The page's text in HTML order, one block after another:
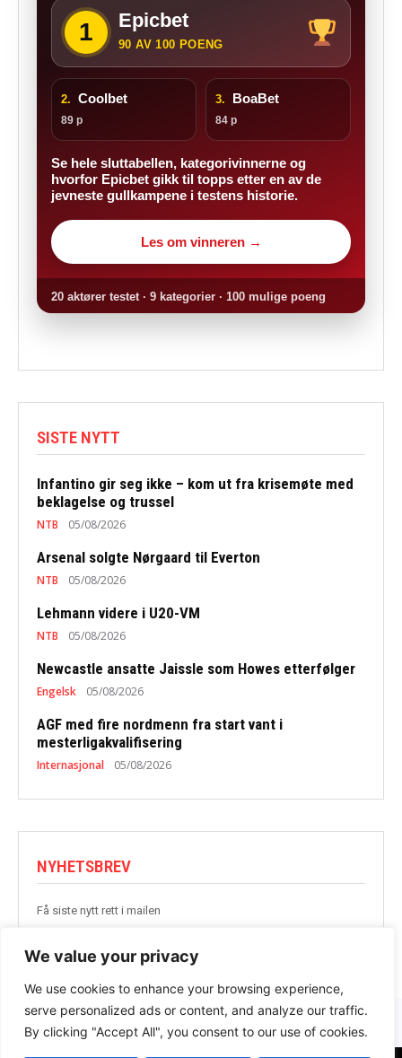
We value your privacy
We use cookies to enhance your browsing experience,
serve personalized ads or content, and analyze our traffic.
By clicking "Accept All", you consent to our use of cookies.
1 Epicbet
90 AV 100 POENG
2. Coolbet
89 p
3. BoaBet
84 p
Se hele sluttabellen, kategorivinnerne og
hvorfor Epicbet gikk til topps etter en av de
jevneste gullkampene i testens historie.
Les om vinneren →
20 aktører testet · 9 kategorier · 100 mulige poeng
SISTE NYTT
Infantino gir seg ikke – kom ut fra krisemøte med
beklagelse og trussel
NTB 05/08/2026
Arsenal solgte Nørgaard til Everton
NTB 05/08/2026
Lehmann videre i U20-VM
NTB 05/08/2026
Newcastle ansatte Jaissle som Howes etterfølger
Engelsk 05/08/2026
AGF med fire nordmenn fra start vant i
mesterligakvalifisering
Internasjonal 05/08/2026
NYHETSBREV
Få siste nytt rett i mailen